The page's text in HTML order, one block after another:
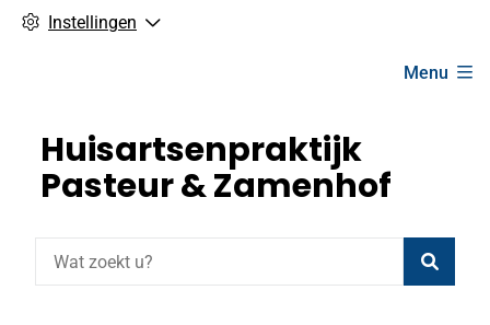
Instellingen
Menu
Huisartsenpraktijk
Pasteur & Zamenhof